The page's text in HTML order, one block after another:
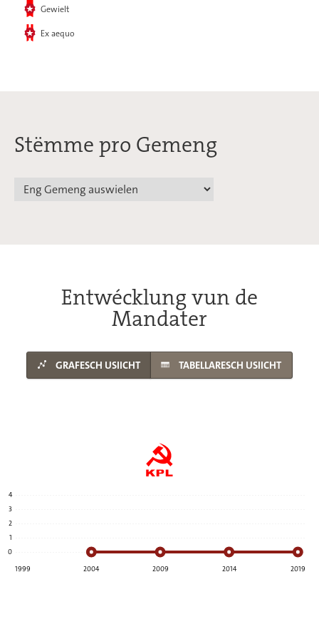
Gewielt
Ex aequo
Stëmme pro Gemeng
Entwécklung vun de
Mandater
GRAFESCH USIICHT TABELLARESCH USIICHT
1999 2004 2009 2014 2019
0
1
2
3
4